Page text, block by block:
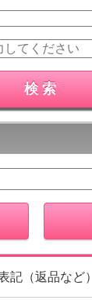
記（返品など）